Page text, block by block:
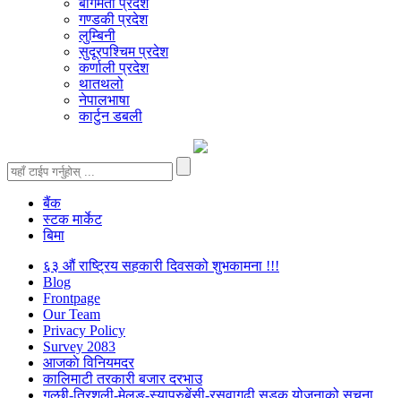
बागमती प्रदेश
गण्डकी प्रदेश
लुम्बिनी
सुदूरपश्चिम प्रदेश
कर्णाली प्रदेश
थातथलो
नेपालभाषा
कार्टुन डबली
बैंक
स्टक मार्केट
बिमा
६३ औं राष्ट्रिय सहकारी दिवसको शुभकामना !!!
Blog
Frontpage
Our Team
Privacy Policy
Survey 2083
आजकाे विनियमदर
कालिमाटी तरकारी बजार दरभाउ